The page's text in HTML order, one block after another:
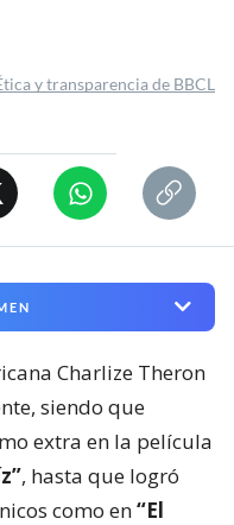
y transparencia de BBCL
Charlize Theron
siendo que
extra en la película
, hasta que logró
como en“El